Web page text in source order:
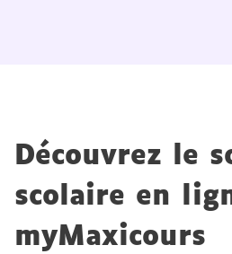
Découvrez le
scolaire en
myMaxicours